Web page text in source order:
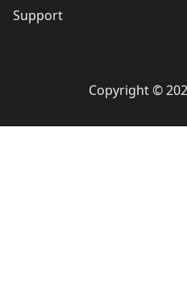
Support
Copyright ©